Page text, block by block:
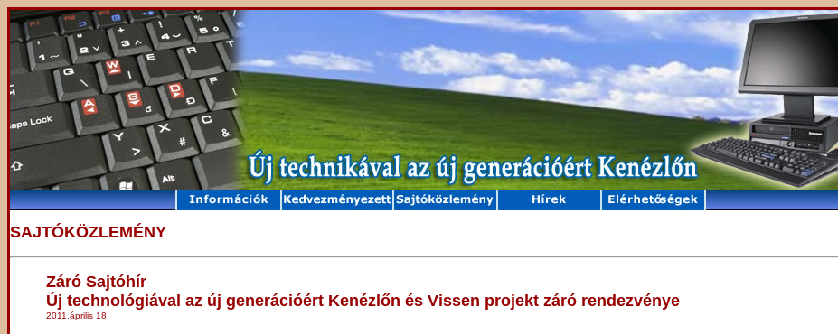
SAJTÓKÖZLEMÉNY
Záró Sajtóhír
Új technológiával az új generációért Kenézlőn és Vissen projekt záró rendezvénye
2011.április 18.